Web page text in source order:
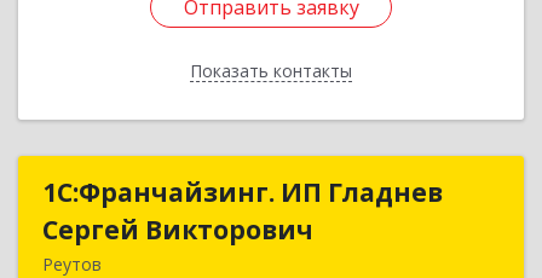
Отправить заявку
Показать контакты
Отправить заявку
Назад
1С:Франчайзинг. ИП Гладнев
Сергей Викторович
Реутов
1С:Франчайзинг. ИП Гладнев
Сергей Викторович